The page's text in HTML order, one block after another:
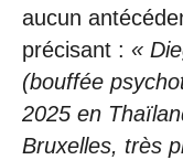
aucun
précisant : «
(bouffée
2025 en
Bruxelles, très